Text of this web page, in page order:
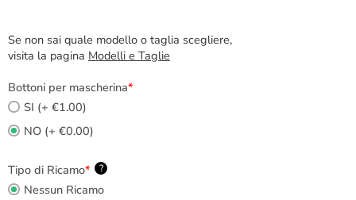
Se non sai quale modello o taglia scegliere,
visita la pagina Modelli e Taglie
Bottoni per mascherina*
SI (+ €1.00)
NO (+ €0.00)
Tipo di Ricamo* ?
Nessun Ricamo